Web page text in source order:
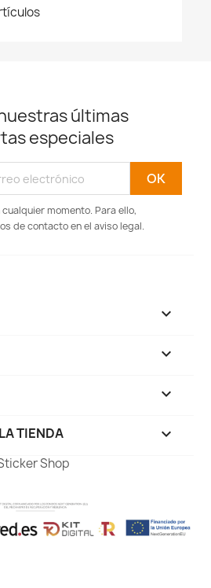
últimas
especiales
momento. Para ello,
de contacto en el aviso legal.



TIENDA keyboard_arrow_down
Shop